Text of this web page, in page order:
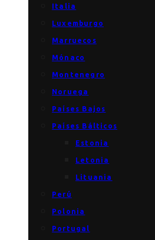
Italia
Luxemburgo
Marruecos
Mónaco
Montenegro
Noruega
Países Bajos
Países Bálticos
Estonia
Letonia
Lituania
Perú
Polonia
Portugal